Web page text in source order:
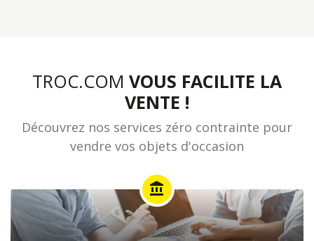
TROC.COM VOUS FACILITE LA
VENTE !
Découvrez nos services zéro contrainte pour
vendre vos objets d'occasion
account_balance